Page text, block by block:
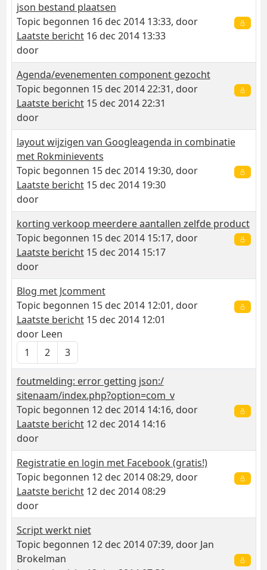
json bestand plaatsen
Topic begonnen 16 dec 2014 13:33, door
Laatste bericht16 dec 2014 13:33
door
Agenda/evenementen component gezocht
Topic begonnen 15 dec 2014 22:31, door
Laatste bericht15 dec 2014 22:31
door
layout wijzigen van Googleagenda in combinatie
met Rokminievents
Topic begonnen 15 dec 2014 19:30, door
Laatste bericht15 dec 2014 19:30
door
korting verkoop meerdere aantallen zelfde product
Topic begonnen 15 dec 2014 15:17, door
Laatste bericht15 dec 2014 15:17
door
Blog met Jcomment
Topic begonnen 15 dec 2014 12:01, door
Laatste bericht15 dec 2014 12:01
door Leen
1
2 3
foutmelding: error getting json:/
sitenaam/index.php?option=com_v
Topic begonnen 12 dec 2014 14:16, door
Laatste bericht12 dec 2014 14:16
door
Registratie en login met Facebook (gratis!)
Topic begonnen 12 dec 2014 08:29, door
Laatste bericht12 dec 2014 08:29
door
Script werkt niet
Topic begonnen 12 dec 2014 07:39, door Jan
Brokelman